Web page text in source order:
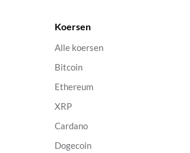
Koersen
Alle koersen
Bitcoin
Ethereum
XRP
Cardano
Dogecoin